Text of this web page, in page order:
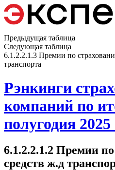
Предыдущая таблица
Следующая таблица
6.1.2.2.1.3 Премии по
транспорта
Рэнкинги
компаний по
полугодия 2025
6.1.2.2.1.2 Премии
средств ж.д